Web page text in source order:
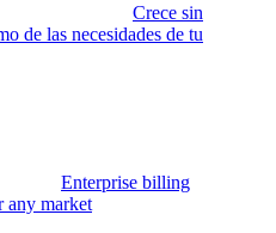
Crece sin
de las necesidades de tu
Enterprise billing
any market